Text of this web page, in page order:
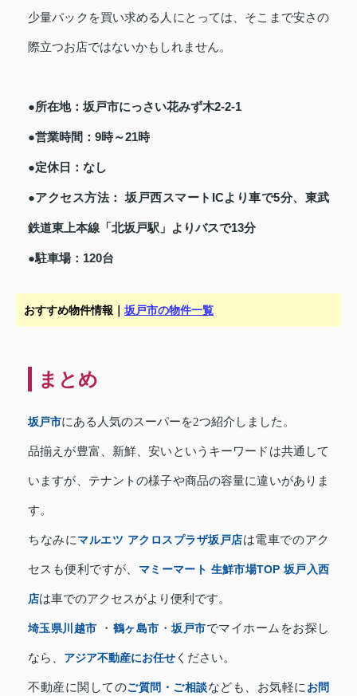
少量パックを買い求める人にとっては、そこまで安さの
際立つお店ではないかもしれません。
●所在地：坂戸市にっさい花みず木2-2-1
●営業時間：9時～21時
●定休日：なし
●アクセス方法： 坂戸西スマートICより車で5分、東武
鉄道東上本線「北坂戸駅」よりバスで13分
●駐車場：120台
おすすめ物件情報｜ 坂戸市の物件一覧
まとめ
坂戸市にある人気のスーパーを2つ紹介しました。
品揃えが豊富、新鮮、安いというキーワードは共通して
いますが、テナントの様子や商品の容量に違いがありま
す。
ちなみにマルエツ アクロスプラザ坂戸店は電車でのアク
セスも便利ですが、 マミーマート 生鮮市場TOP 坂戸入西
店は車でのアクセスがより便利です。
埼玉県川越市 ・ 鶴ヶ島市 ・坂戸市でマイホームをお探し
なら、 アジア不動産にお任せ ください。
不動産に関してのご質問・ご相談なども、お気軽に お問